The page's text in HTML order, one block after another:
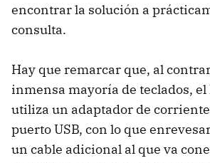
encontrar la solución a
consulta.
Hay que remarcar que, al
inmensa mayoría de teclados, el
utiliza un adaptador de
puertoUSB, con lo que
un cable adicional al que va